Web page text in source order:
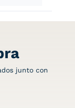
junto con